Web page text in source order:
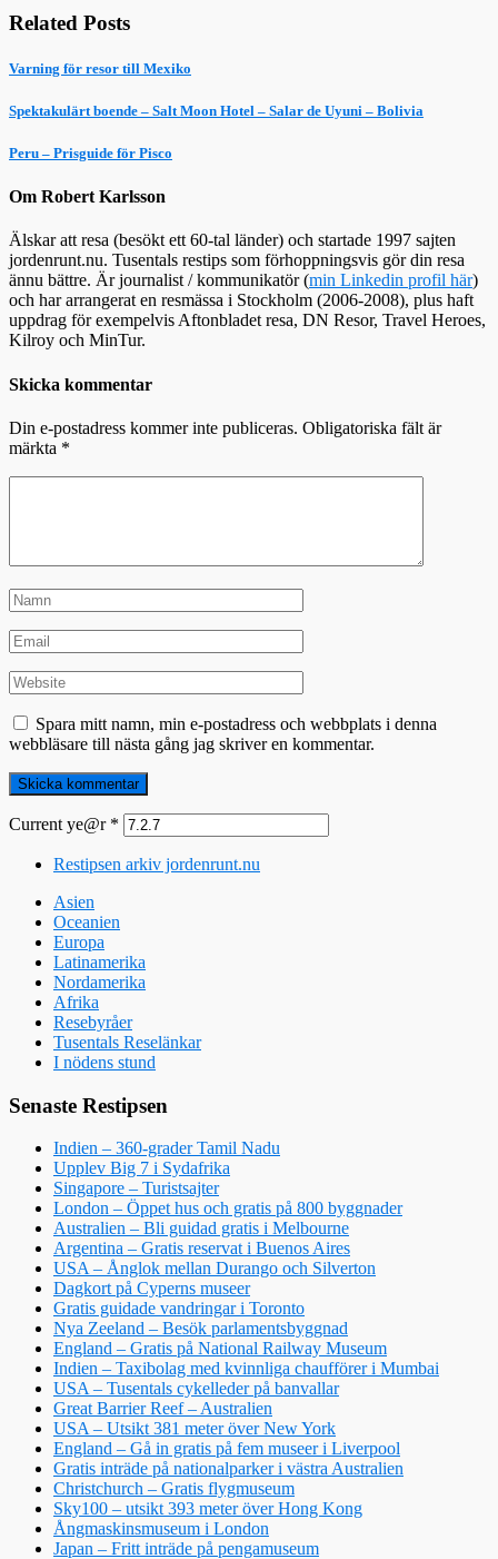
Related Posts
Varning för resor till Mexiko
Spektakulärt boende – Salt Moon Hotel – Salar de Uyuni – Bolivia
Peru – Prisguide för Pisco
Om Robert Karlsson
Älskar att resa (besökt ett 60-tal länder) och startade 1997 sajten
jordenrunt.nu. Tusentals restips som förhoppningsvis gör din resa
ännu bättre. Är journalist / kommunikatör (min Linkedin profil här)
och har arrangerat en resmässa i Stockholm (2006-2008), plus haft
uppdrag för exempelvis Aftonbladet resa, DN Resor, Travel Heroes,
Kilroy och MinTur.
Skicka kommentar
Din e-postadress kommer inte publiceras. Obligatoriska fält är
märkta *
Spara mitt namn, min e-postadress och webbplats i denna
webbläsare till nästa gång jag skriver en kommentar.
Current ye@r *
Restipsen arkiv jordenrunt.nu
Asien
Oceanien
Europa
Latinamerika
Nordamerika
Afrika
Resebyråer
Tusentals Reselänkar
I nödens stund
Senaste Restipsen
Indien – 360-grader Tamil Nadu
Upplev Big 7 i Sydafrika
Singapore – Turistsajter
London – Öppet hus och gratis på 800 byggnader
Australien – Bli guidad gratis i Melbourne
Argentina – Gratis reservat i Buenos Aires
USA – Ånglok mellan Durango och Silverton
Dagkort på Cyperns museer
Gratis guidade vandringar i Toronto
Nya Zeeland – Besök parlamentsbyggnad
England – Gratis på National Railway Museum
Indien – Taxibolag med kvinnliga chaufförer i Mumbai
USA – Tusentals cykelleder på banvallar
Great Barrier Reef – Australien
USA – Utsikt 381 meter över New York
England – Gå in gratis på fem museer i Liverpool
Gratis inträde på nationalparker i västra Australien
Christchurch – Gratis flygmuseum
Sky100 – utsikt 393 meter över Hong Kong
Ångmaskinsmuseum i London
Japan – Fritt inträde på pengamuseum